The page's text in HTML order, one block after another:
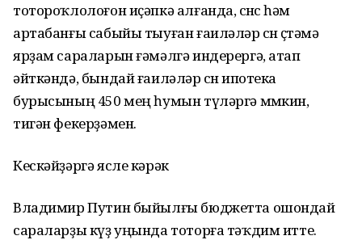
тотороҡлолоғон иҫәпкә алғанда, өсөнсө һәм
артабанғы сабыйы тыуған ғаиләләр өсөн өҫтәмә
ярҙам сараларын ғәмәлгә индерергә, атап
әйткәндә, бындай ғаиләләр өсөн ипотека
бурысының 450 мең һумын түләргә мөмкин,
тигән фекерҙәмен.
Кескәйҙәргә ясле кәрәк
Владимир Путин быйылғы бюджетта ошондай
сараларҙы күҙ уңында тоторға тәҡдим итте.